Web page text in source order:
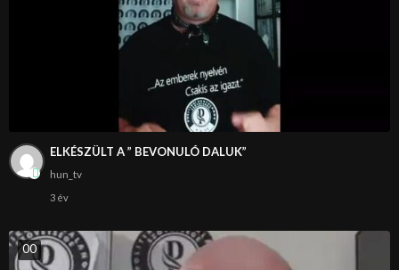
ELKÉSZÜLT A ” BEVONULÓ DALUK”
hun_tv
3 év
00